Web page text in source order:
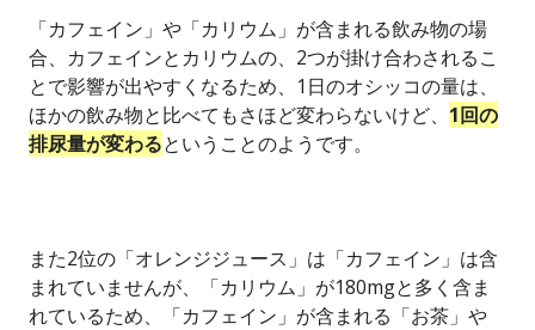
「カフェイン」や「カリウム」が含まれる飲み物の場
合、カフェインとカリウムの、2つが掛け合わされるこ
とで影響が出やすくなるため、1日のオシッコの量は、
ほかの飲み物と比べてもさほど変わらないけど、 1回の
排尿量が変わるということのようです。
また2位の「オレンジジュース」は「カフェイン」は含
まれていませんが、「カリウム」が180mgと多く含ま
れているため、「カフェイン」が含まれる「お茶」や